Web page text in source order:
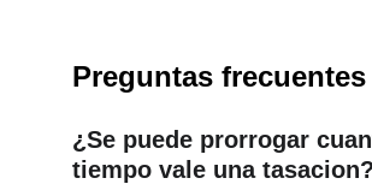
Preguntas frecuentes
¿Se puede prorrogar
tiempo vale una tasacion?